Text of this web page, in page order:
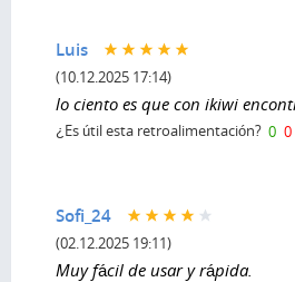
Luis
(10.12.2025 17:14)
lo ciento es que con ikiwi
¿Es útil esta retroalimentación? 0 0
Sofi_24
(02.12.2025 19:11)
Muy fácil de usar y rápida.